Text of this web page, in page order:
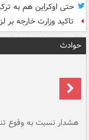
حتی اوکراین هم به
تاکید وزارت خارجه
حوادث
هشدار نسبت به وفوع